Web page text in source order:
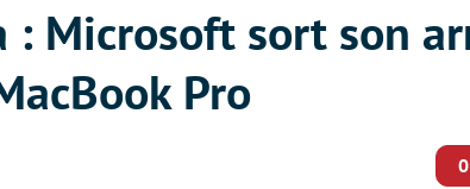
: Microsoft sort son
Pro
0